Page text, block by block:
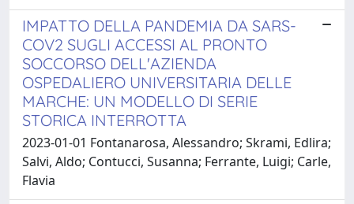
IMPATTO DELLA PANDEMIA DA SARS-
COV2 SUGLI ACCESSI AL PRONTO
SOCCORSO DELL'AZIENDA
OSPEDALIERO UNIVERSITARIA DELLE
MARCHE: UN MODELLO DI SERIE
STORICA INTERROTTA
2023-01-01 Fontanarosa, Alessandro; Skrami, Edlira;
Salvi, Aldo; Contucci, Susanna; Ferrante, Luigi; Carle,
Flavia